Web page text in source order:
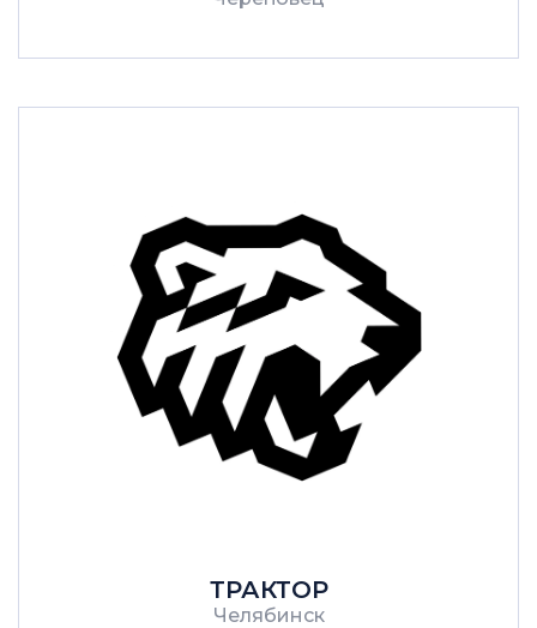
ТРАКТОР
Челябинск